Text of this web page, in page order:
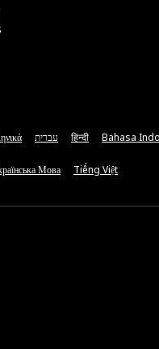
עברית हिन्दी Bahasa
Мова Tiếng Việt